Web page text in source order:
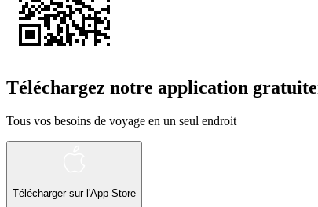
Téléchargez notre application
Tous vos besoins de voyage en un seul endroit
Télécharger sur l'App Store